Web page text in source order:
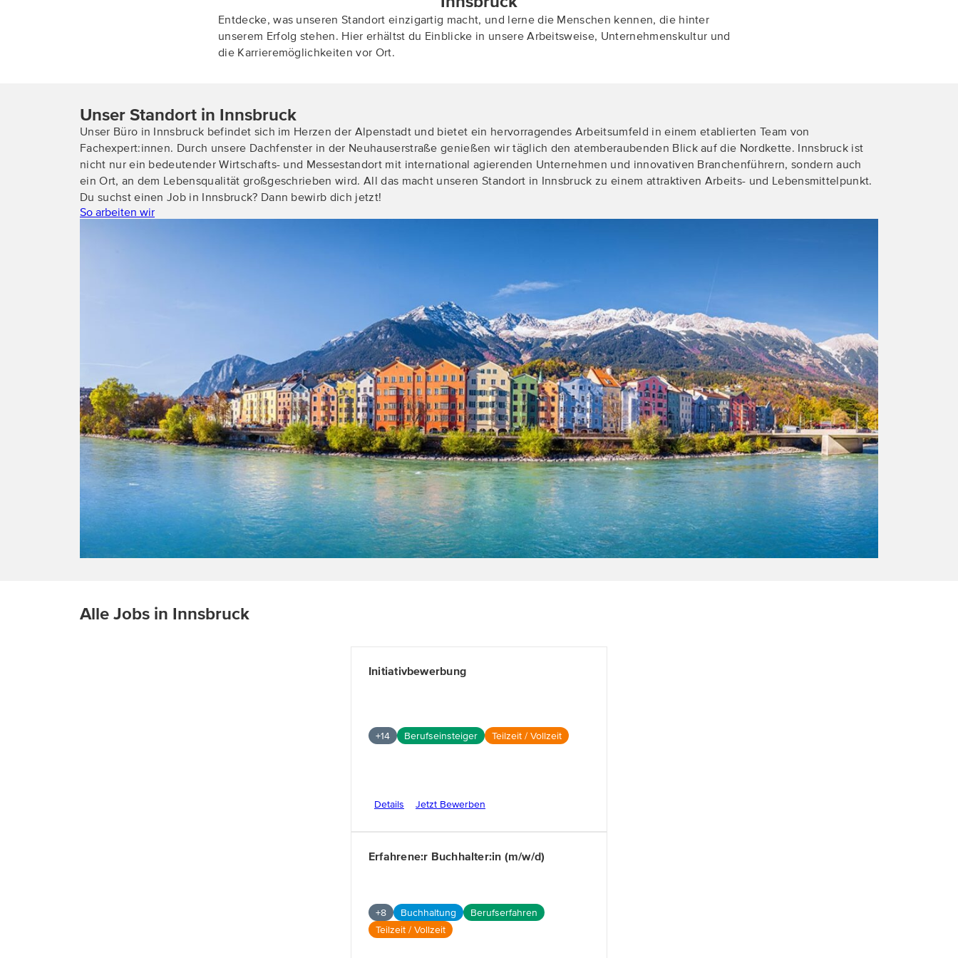
Entdecke, was unseren Standort einzigartig macht, und lerne die Menschen kennen, die hinter
unserem Erfolg stehen. Hier erhältst du Einblicke in unsere Arbeitsweise, Unternehmenskultur und
die Karrieremöglichkeiten vor Ort.
Unser Standort in Innsbruck
Unser Büro in Innsbruck befindet sich im Herzen der Alpenstadt und bietet ein hervorragendes Arbeitsumfeld in einem etablierten Team von
Fachexpert:innen. Durch unsere Dachfenster in der Neuhauserstraße genießen wir täglich den atemberaubenden Blick auf die Nordkette. Innsbruck ist
nicht nur ein bedeutender Wirtschafts- und Messestandort mit international agierenden Unternehmen und innovativen Branchenführern, sondern auch
ein Ort, an dem Lebensqualität großgeschrieben wird. All das macht unseren Standort in Innsbruck zu einem attraktiven Arbeits- und Lebensmittelpunkt.
Du suchst einen Job in Innsbruck? Dann bewirb dich jetzt!
So arbeiten wir
Alle Jobs in Innsbruck
Initiativbewerbung
+14 Berufseinsteiger Teilzeit / Vollzeit
Details Jetzt Bewerben
Erfahrene:r Buchhalter:in (m/w/d)
+8 Buchhaltung
Berufserfahren
Teilzeit / Vollzeit